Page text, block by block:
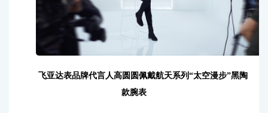
飞亚达表品牌代言人高圆圆佩戴航天系列“太空漫步”黑陶
款腕表